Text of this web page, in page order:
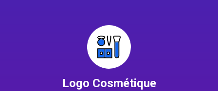
Logo Cosmétique